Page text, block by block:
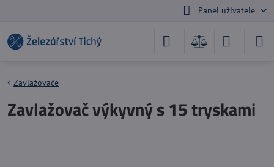
Panel uživatele
Zavlažovače
Zavlažovač výkyvný s 15 tryskami